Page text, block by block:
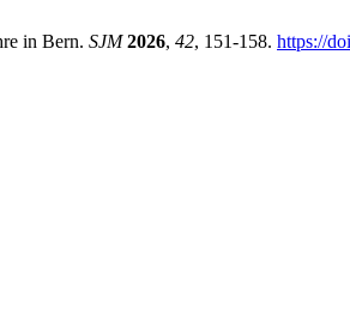
in Bern. SJM 2026, 42, 151-158. https://